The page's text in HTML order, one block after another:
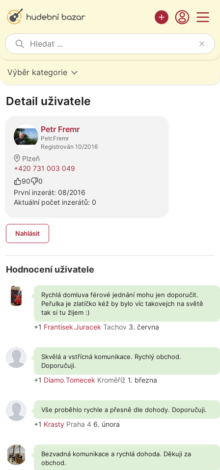
Výběr kategorie
Detail uživatele
Petr Fremr
Petr.Fremr
Registrován 10/2016
Plzeň
+420 731 003 049
90
0
První inzerát: 08/2016
Aktuální počet inzerátů: 0
Nahlásit
Hodnocení uživatele
Rychlá domluva férové jednání mohu jen doporučit.
Peřulka je zlatíčko kéž by bylo víc takovejch na světě
tak si tu žijem :)
+1 Frantisek.Juracek Tachov 3. června
Skvělá a vstřícná komunikace. Rychlý obchod.
Doporučuji.
+1 Diamo.Tomecek Kroměříž 1. března
Vše proběhlo rychle a přesně dle dohody. Doporučuji.
+1 Krasty Praha 4 6. února
Bezvadná komunikace a rychlá dohoda. Děkuji za
obchod.